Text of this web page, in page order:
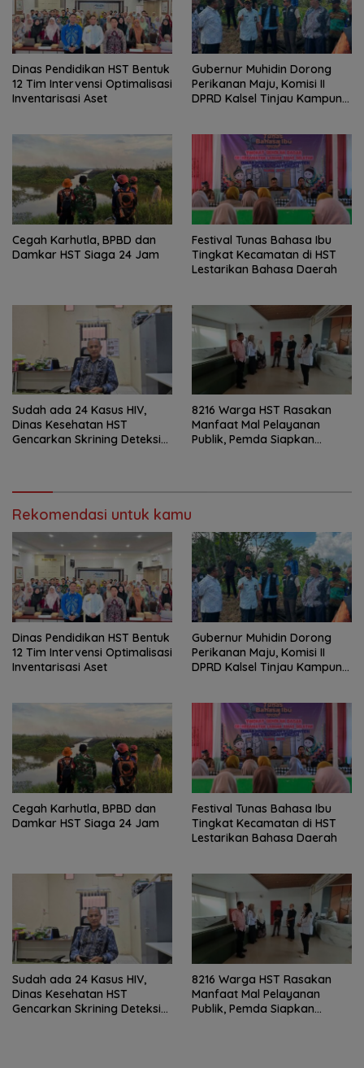
Dinas Pendidikan HST Bentuk
12 Tim Intervensi Optimalisasi
Inventarisasi Aset
Gubernur Muhidin Dorong
Perikanan Maju, Komisi II
DPRD Kalsel Tinjau Kampung
Cegah Karhutla, BPBD dan
Damkar HST Siaga 24 Jam
Festival Tunas Bahasa Ibu
Tingkat Kecamatan di HST
Lestarikan Bahasa Daerah
Sudah ada 24 Kasus HIV,
Dinas Kesehatan HST
Gencarkan Skrining Deteksi
8216 Warga HST Rasakan
Manfaat Mal Pelayanan
Publik, Pemda Siapkan
Rekomendasi untuk kamu
Dinas Pendidikan HST Bentuk
12 Tim Intervensi Optimalisasi
Inventarisasi Aset
Gubernur Muhidin Dorong
Perikanan Maju, Komisi II
DPRD Kalsel Tinjau Kampung
Cegah Karhutla, BPBD dan
Damkar HST Siaga 24 Jam
Festival Tunas Bahasa Ibu
Tingkat Kecamatan di HST
Lestarikan Bahasa Daerah
Sudah ada 24 Kasus HIV,
Dinas Kesehatan HST
Gencarkan Skrining Deteksi
8216 Warga HST Rasakan
Manfaat Mal Pelayanan
Publik, Pemda Siapkan